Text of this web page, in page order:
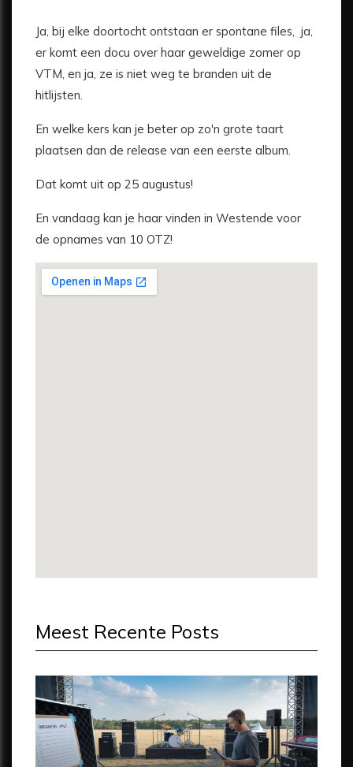
Ja, bij elke doortocht ontstaan er spontane files, ja,
er komt een docu over haar geweldige zomer op
VTM, en ja, ze is niet weg te branden uit de
hitlijsten.
En welke kers kan je beter op zo'n grote taart
plaatsen dan de release van een eerste album.
Dat komt uit op 25 augustus!
En vandaag kan je haar vinden in Westende voor
de opnames van 10 OTZ!
Meest Recente Posts